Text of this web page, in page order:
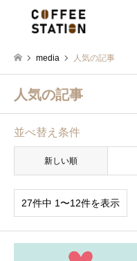
media 人気の記事
人気の記事
並べ替え条件
新しい順
27件中 1〜12件を表示